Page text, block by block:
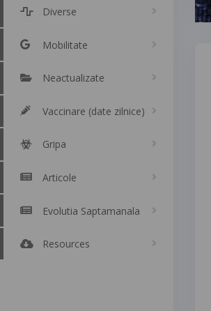
Diverse
Mobilitate
Neactualizate
Vaccinare (date zilnice)
Gripa
Articole
Evolutia Saptamanala
Resources